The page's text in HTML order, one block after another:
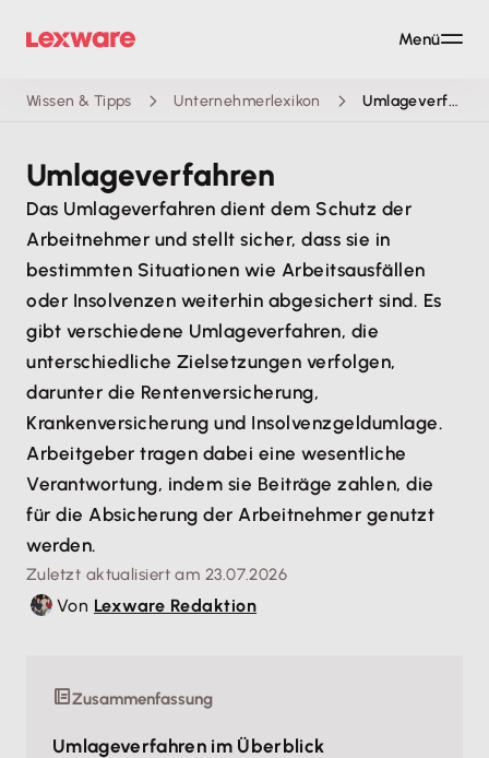
Wissen & Tipps Unternehmerlexikon Umlageverfahren
Umlageverfahren
Das Umlageverfahren dient dem Schutz der
Arbeitnehmer und stellt sicher, dass sie in
bestimmten Situationen wie Arbeitsausfällen
oder Insolvenzen weiterhin abgesichert sind. Es
gibt verschiedene Umlageverfahren, die
unterschiedliche Zielsetzungen verfolgen,
darunter die Rentenversicherung,
Krankenversicherung und Insolvenzgeldumlage.
Arbeitgeber tragen dabei eine wesentliche
Verantwortung, indem sie Beiträge zahlen, die
für die Absicherung der Arbeitnehmer genutzt
werden.
Zuletzt aktualisiert am 23.07.2026
Von Lexware Redaktion
Zusammenfassung
Umlageverfahren im Überblick
Menü